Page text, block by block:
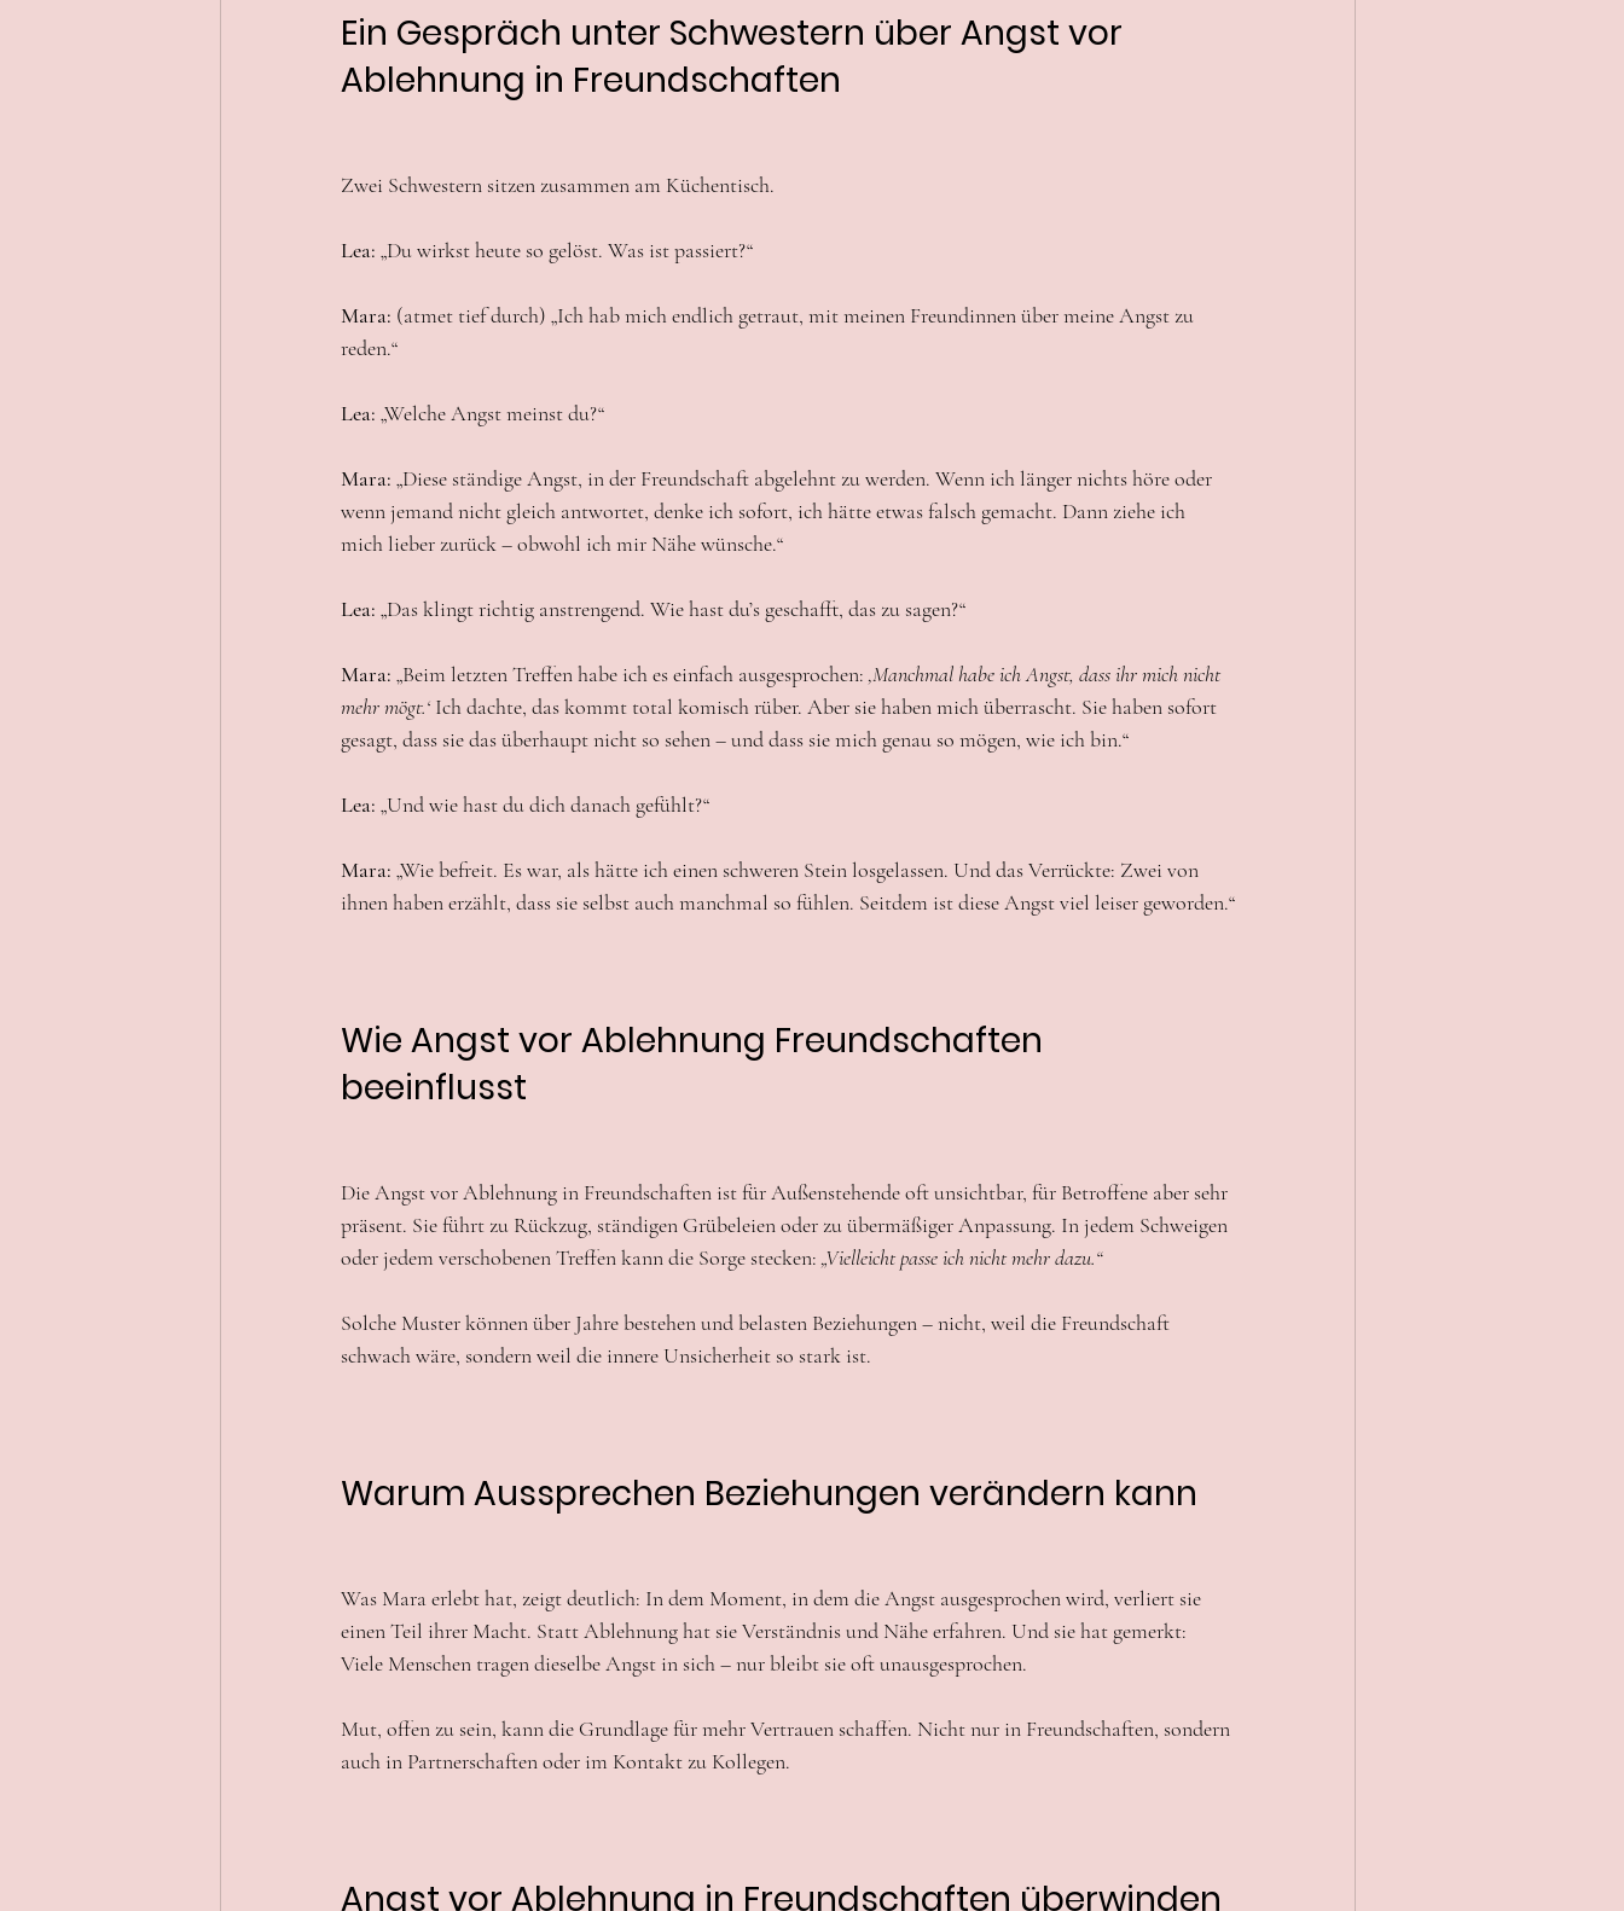
Ein Gespräch unter Schwestern über Angst vor
Ablehnung in Freundschaften
Zwei Schwestern sitzen zusammen am Küchentisch.
Lea: „Du wirkst heute so gelöst. Was ist passiert?“
Mara: (atmet tief durch) „Ich hab mich endlich getraut, mit meinen Freundinnen über meine Angst zu
reden.“
Lea: „Welche Angst meinst du?“
Mara: „Diese ständige Angst, in der Freundschaft abgelehnt zu werden. Wenn ich länger nichts höre oder
wenn jemand nicht gleich antwortet, denke ich sofort, ich hätte etwas falsch gemacht. Dann ziehe ich
mich lieber zurück – obwohl ich mir Nähe wünsche.“
Lea: „Das klingt richtig anstrengend. Wie hast du’s geschafft, das zu sagen?“
Mara: „Beim letzten Treffen habe ich es einfach ausgesprochen: ‚Manchmal habe ich Angst, dass ihr mich nicht
mehr mögt.‘ Ich dachte, das kommt total komisch rüber. Aber sie haben mich überrascht. Sie haben sofort
gesagt, dass sie das überhaupt nicht so sehen – und dass sie mich genau so mögen, wie ich bin.“
Lea: „Und wie hast du dich danach gefühlt?“
Mara: „Wie befreit. Es war, als hätte ich einen schweren Stein losgelassen. Und das Verrückte: Zwei von
ihnen haben erzählt, dass sie selbst auch manchmal so fühlen. Seitdem ist diese Angst viel leiser geworden.“
Wie Angst vor Ablehnung Freundschaften
beeinflusst
Die Angst vor Ablehnung in Freundschaften ist für Außenstehende oft unsichtbar, für Betroffene aber sehr
präsent. Sie führt zu Rückzug, ständigen Grübeleien oder zu übermäßiger Anpassung. In jedem Schweigen
oder jedem verschobenen Treffen kann die Sorge stecken: „Vielleicht passe ich nicht mehr dazu.“
Solche Muster können über Jahre bestehen und belasten Beziehungen – nicht, weil die Freundschaft
schwach wäre, sondern weil die innere Unsicherheit so stark ist.
Warum Aussprechen Beziehungen verändern kann
Was Mara erlebt hat, zeigt deutlich: In dem Moment, in dem die Angst ausgesprochen wird, verliert sie
einen Teil ihrer Macht. Statt Ablehnung hat sie Verständnis und Nähe erfahren. Und sie hat gemerkt:
Viele Menschen tragen dieselbe Angst in sich – nur bleibt sie oft unausgesprochen.
Mut, offen zu sein, kann die Grundlage für mehr Vertrauen schaffen. Nicht nur in Freundschaften, sondern
auch in Partnerschaften oder im Kontakt zu Kollegen.
Angst vor Ablehnung in Freundschaften überwinden